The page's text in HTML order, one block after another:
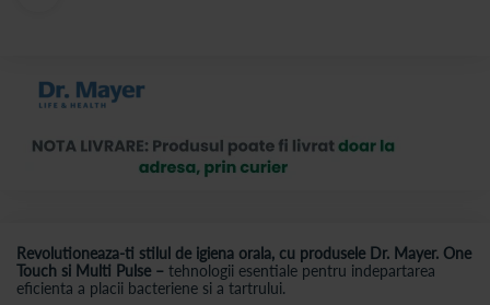
Revolutioneaza-ti stilul de igiena orala, cu produsele Dr. Mayer. One
Touch si Multi Pulse – tehnologii esentiale pentru indepartarea
eficienta a placii bacteriene si a tartrului.